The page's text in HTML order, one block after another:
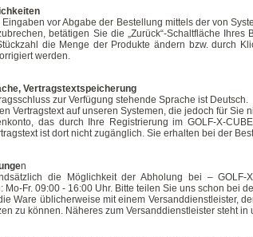
vor Abgabe der Bestellung mittels der von
betätigen Sie die „Zurück“-Schaltfläche
die Menge der Produkte ändern bzw. durch
werden.
Vertragstextspeicherung
zur Verfügung stehende Sprache ist Deutsch.
Vertragstext auf unseren Systemen, die jedoch für Sie
das durch Ihre Registrierung im GOLF-X-
ist dort nicht zugänglich. Sie erhalten bei der
n
die Möglichkeit der Abholung bei – GOLF-
Mo-Fr. 09:00 - 16:00 Uhr. Bitte teilen Sie uns schon bei
Ware üblicherweise mit einem Versanddienstleister,
zu können. Näheres zum Versanddienstleister steht